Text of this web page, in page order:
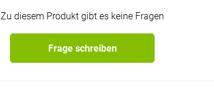
Zu diesem Produkt gibt es keine Fragen
Frage schreiben